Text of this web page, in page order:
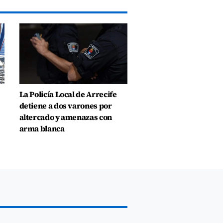
La Policía Local de Arrecife
detiene a dos varones por
altercado y amenazas con
arma blanca